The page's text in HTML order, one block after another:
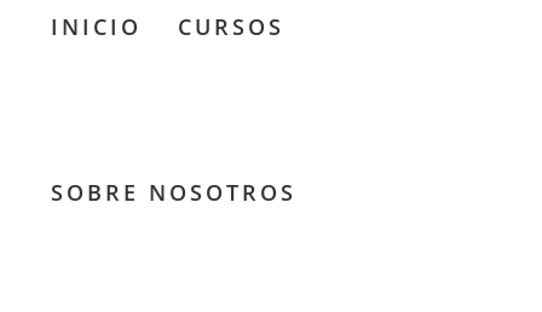
INICIO CURSOS
SOBRE NOSOTROS